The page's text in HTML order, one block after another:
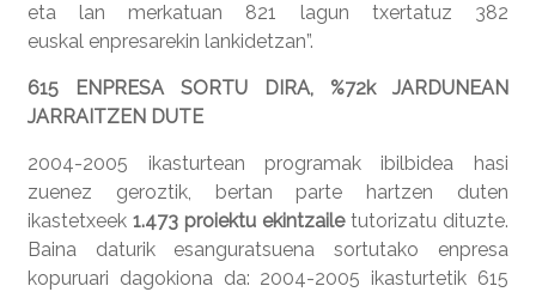
eta lan merkatuan 821 lagun txertatuz 382
euskal enpresarekin lankidetzan”.
615 ENPRESA SORTU DIRA, %72k JARDUNEAN
JARRAITZEN DUTE
2004-2005 ikasturtean programak ibilbidea hasi
zuenez geroztik, bertan parte hartzen duten
ikastetxeek1.473 proiektu ekintzailetutorizatu dituzte.
Baina daturik esanguratsuena sortutako enpresa
kopuruari dagokiona da: 2004-2005 ikasturtetik 615